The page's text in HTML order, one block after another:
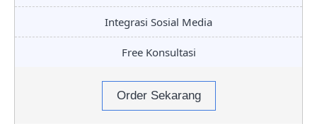
Integrasi Sosial Media
Free Konsultasi
Order Sekarang